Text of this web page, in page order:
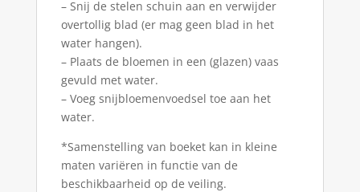
– Snij de stelen schuin aan en verwijder
overtollig blad (er mag geen blad in het
water hangen).
– Plaats de bloemen in een (glazen) vaas
gevuld met water.
– Voeg snijbloemenvoedsel toe aan het
water.
*Samenstelling van boeket kan in kleine
maten variëren in functie van de
beschikbaarheid op de veiling.